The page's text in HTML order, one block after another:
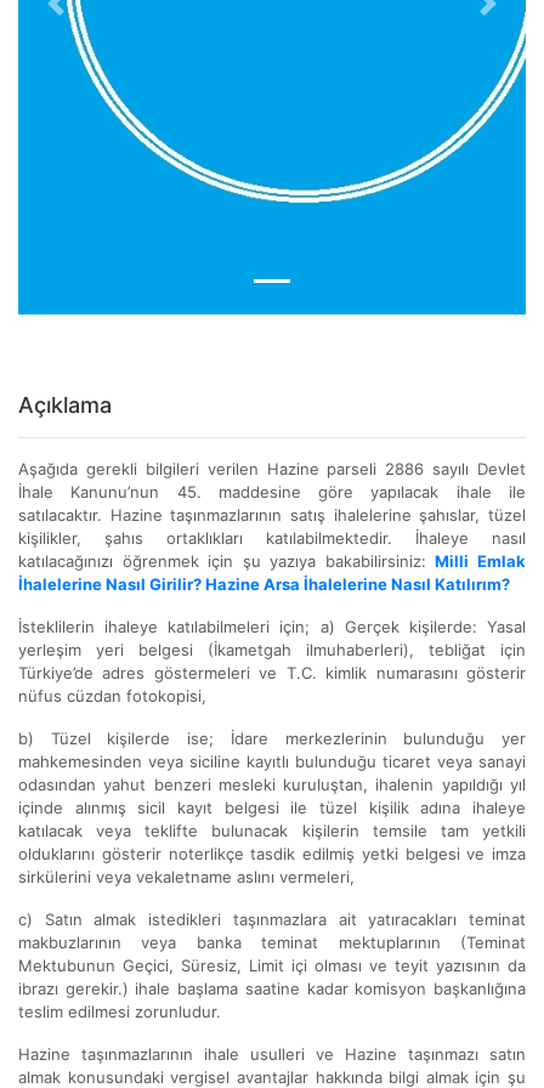
Previous Next
Açıklama
Aşağıda gerekli bilgileri verilen Hazine parseli 2886 sayılı Devlet
İhale Kanunu’nun 45. maddesine göre yapılacak ihale ile
satılacaktır. Hazine taşınmazlarının satış ihalelerine şahıslar, tüzel
kişilikler, şahıs ortaklıkları katılabilmektedir. İhaleye nasıl
katılacağınızı öğrenmek için şu yazıya bakabilirsiniz:Milli Emlak
İhalelerine Nasıl Girilir? Hazine Arsa İhalelerine Nasıl Katılırım?
İsteklilerin ihaleye katılabilmeleri için; a) Gerçek kişilerde: Yasal
yerleşim yeri belgesi (İkametgah ilmuhaberleri), tebliğat için
Türkiye’de adres göstermeleri ve T.C. kimlik numarasını gösterir
nüfus cüzdan fotokopisi,
b) Tüzel kişilerde ise; İdare merkezlerinin bulunduğu yer
mahkemesinden veya siciline kayıtlı bulunduğu ticaret veya sanayi
odasından yahut benzeri mesleki kuruluştan, ihalenin yapıldığı yıl
içinde alınmış sicil kayıt belgesi ile tüzel kişilik adına ihaleye
katılacak veya teklifte bulunacak kişilerin temsile tam yetkili
olduklarını gösterir noterlikçe tasdik edilmiş yetki belgesi ve imza
sirkülerini veya vekaletname aslını vermeleri,
c) Satın almak istedikleri taşınmazlara ait yatıracakları teminat
makbuzlarının veya banka teminat mektuplarının (Teminat
Mektubunun Geçici, Süresiz, Limit içi olması ve teyit yazısının da
ibrazı gerekir.) ihale başlama saatine kadar komisyon başkanlığına
teslim edilmesi zorunludur.
Hazine taşınmazlarının ihale usulleri ve Hazine taşınmazı satın
almak konusundaki vergisel avantajlar hakkında bilgi almak için şu